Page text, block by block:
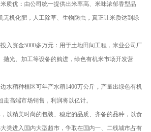
质优：由公司统一提供出米率高、米味浓郁香型品
无机化肥，人工除草、生物防虫，真正让米质达到绿
入资金5000多万元：用于土地田间工程，米业公司厂
抛光、加工等设备的购进，绿色有机米市场开发营
水稻种植区可年产水稻1400万公斤，产量出绿色有机
走高端市场销售，利润将以亿计。
以精美时尚的包装、稳定的品质、齐备的品种，以食
类进入国内大型超市，争取在国内一、二线城市占有